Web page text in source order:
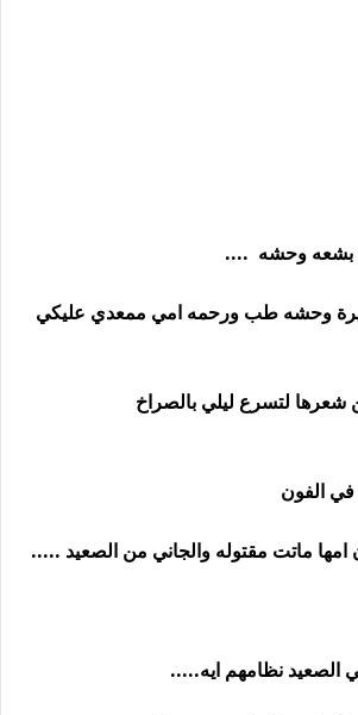
بشعه وحشه ....
وحشه طب ورحمه امي ممعدي عليكي
لتسرع ليلي بالصراخ
في الفون
ان امها ماتت مقتوله والجاني من الصعيد .....
الصعيد نظامهم ايه.....